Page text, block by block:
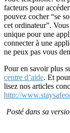
facteurs pour
pouvez cocher “se
cet ordinateur”.
unique pour une
connecter à une
ne peux pas vous
Pour en savoir plus
centre d’aide. Et
lisez nos articles
http://
Posté dans sa